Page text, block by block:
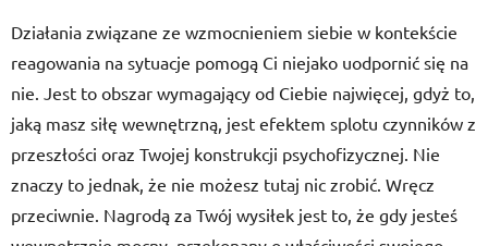
Działania związane ze wzmocnieniem siebie w kontekście
reagowania na sytuacje pomogą Ci niejako uodpornić się na
nie. Jest to obszar wymagający od Ciebie najwięcej, gdyż to,
jaką masz siłę wewnętrzną, jest efektem splotu czynników z
przeszłości oraz Twojej konstrukcji psychofizycznej. Nie
znaczy to jednak, że nie możesz tutaj nic zrobić. Wręcz
przeciwnie. Nagrodą za Twój wysiłek jest to, że gdy jesteś